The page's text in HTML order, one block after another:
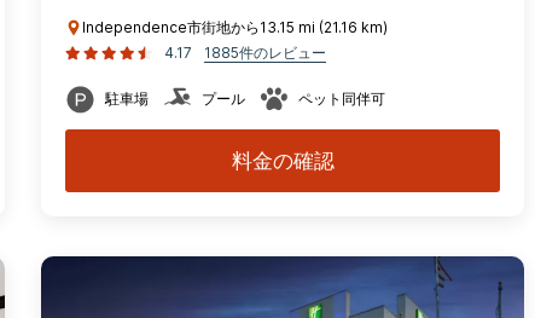
Independence市街地から13.15 mi (21.16 km)
4.17
1885件のレビュー
駐車場 プール ペット同伴可
料金の確認